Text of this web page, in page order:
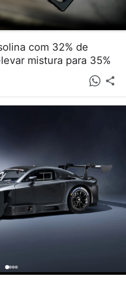
com 32% de
mistura para 35%